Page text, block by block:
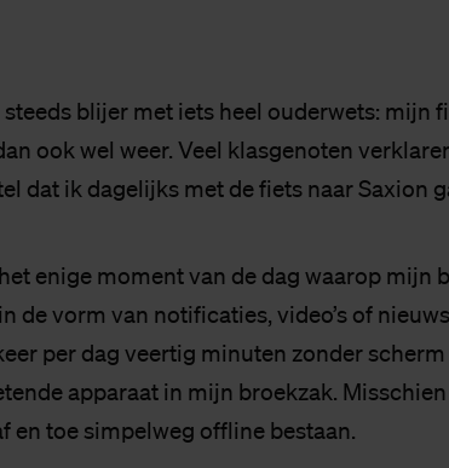
blijer met iets heel ouderwets: mijn
ook wel weer. Veel klasgenoten
dat ik dagelijks met de fiets naar Saxion
enige moment van de dag waarop mijn
de vorm van notificaties, video’s of
per dag veertig minuten zonder
apparaat in mijn broekzak.
en toe simpelweg offline bestaan.